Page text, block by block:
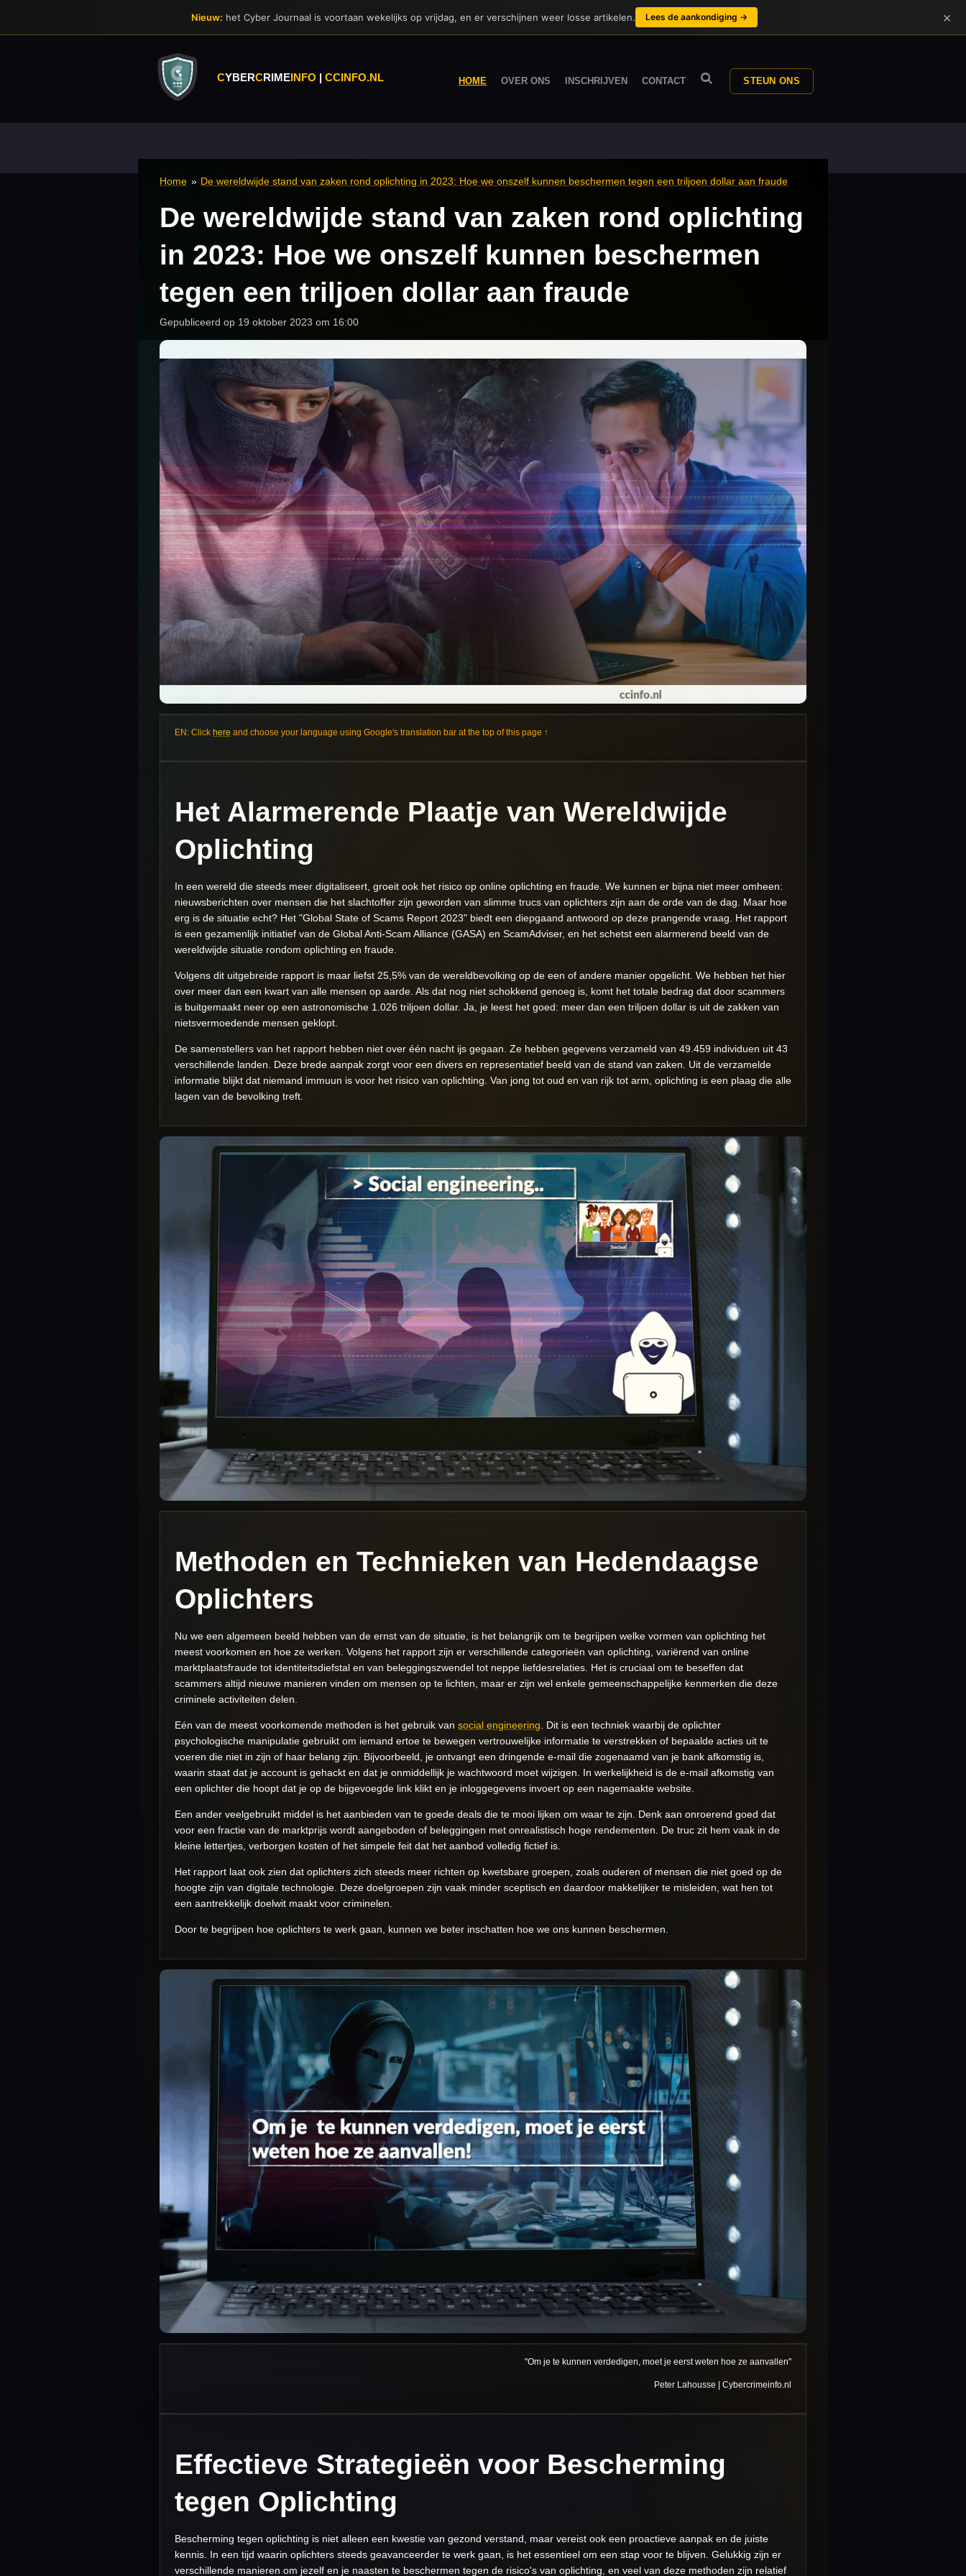
CYBERCRIMEINFO | CCINFO.NL HOME OVER ONS INSCHRIJVEN CONTACT STEUN ONS
Home » De wereldwijde stand van zaken rond oplichting in 2023: Hoe we onszelf kunnen beschermen tegen een triljoen dollar aan fraude
De wereldwijde stand van zaken rond oplichting
in 2023: Hoe we onszelf kunnen beschermen
tegen een triljoen dollar aan fraude
Gepubliceerd op 19 oktober 2023 om 16:00
EN: Click here and choose your language using Google's translation bar at the top of this page ↑
Het Alarmerende Plaatje van Wereldwijde
Oplichting
In een wereld die steeds meer digitaliseert, groeit ook het risico op online oplichting en fraude. We kunnen er bijna niet meer omheen:
nieuwsberichten over mensen die het slachtoffer zijn geworden van slimme trucs van oplichters zijn aan de orde van de dag. Maar hoe
erg is de situatie echt? Het "Global State of Scams Report 2023" biedt een diepgaand antwoord op deze prangende vraag. Het rapport
is een gezamenlijk initiatief van de Global Anti-Scam Alliance (GASA) en ScamAdviser, en het schetst een alarmerend beeld van de
wereldwijde situatie rondom oplichting en fraude.
Volgens dit uitgebreide rapport is maar liefst 25,5% van de wereldbevolking op de een of andere manier opgelicht. We hebben het hier
over meer dan een kwart van alle mensen op aarde. Als dat nog niet schokkend genoeg is, komt het totale bedrag dat door scammers
is buitgemaakt neer op een astronomische 1.026 triljoen dollar. Ja, je leest het goed: meer dan een triljoen dollar is uit de zakken van
nietsvermoedende mensen geklopt.
De samenstellers van het rapport hebben niet over één nacht ijs gegaan. Ze hebben gegevens verzameld van 49.459 individuen uit 43
verschillende landen. Deze brede aanpak zorgt voor een divers en representatief beeld van de stand van zaken. Uit de verzamelde
informatie blijkt dat niemand immuun is voor het risico van oplichting. Van jong tot oud en van rijk tot arm, oplichting is een plaag die alle
lagen van de bevolking treft.
Methoden en Technieken van Hedendaagse
Oplichters
Nu we een algemeen beeld hebben van de ernst van de situatie, is het belangrijk om te begrijpen welke vormen van oplichting het
meest voorkomen en hoe ze werken. Volgens het rapport zijn er verschillende categorieën van oplichting, variërend van online
marktplaatsfraude tot identiteitsdiefstal en van beleggingszwendel tot neppe liefdesrelaties. Het is cruciaal om te beseffen dat
scammers altijd nieuwe manieren vinden om mensen op te lichten, maar er zijn wel enkele gemeenschappelijke kenmerken die deze
criminele activiteiten delen.
Eén van de meest voorkomende methoden is het gebruik van social engineering . Dit is een techniek waarbij de oplichter
psychologische manipulatie gebruikt om iemand ertoe te bewegen vertrouwelijke informatie te verstrekken of bepaalde acties uit te
voeren die niet in zijn of haar belang zijn. Bijvoorbeeld, je ontvangt een dringende e-mail die zogenaamd van je bank afkomstig is,
waarin staat dat je account is gehackt en dat je onmiddellijk je wachtwoord moet wijzigen. In werkelijkheid is de e-mail afkomstig van
een oplichter die hoopt dat je op de bijgevoegde link klikt en je inloggegevens invoert op een nagemaakte website.
Een ander veelgebruikt middel is het aanbieden van te goede deals die te mooi lijken om waar te zijn. Denk aan onroerend goed dat
voor een fractie van de marktprijs wordt aangeboden of beleggingen met onrealistisch hoge rendementen. De truc zit hem vaak in de
kleine lettertjes, verborgen kosten of het simpele feit dat het aanbod volledig fictief is.
Het rapport laat ook zien dat oplichters zich steeds meer richten op kwetsbare groepen, zoals ouderen of mensen die niet goed op de
hoogte zijn van digitale technologie. Deze doelgroepen zijn vaak minder sceptisch en daardoor makkelijker te misleiden, wat hen tot
een aantrekkelijk doelwit maakt voor criminelen.
Door te begrijpen hoe oplichters te werk gaan, kunnen we beter inschatten hoe we ons kunnen beschermen.
"Om je te kunnen verdedigen, moet je eerst weten hoe ze aanvallen"
Peter Lahousse | Cybercrimeinfo.nl
Effectieve Strategieën voor Bescherming
tegen Oplichting
Bescherming tegen oplichting is niet alleen een kwestie van gezond verstand, maar vereist ook een proactieve aanpak en de juiste
kennis. In een tijd waarin oplichters steeds geavanceerder te werk gaan, is het essentieel om een stap voor te blijven. Gelukkig zijn er
verschillende manieren om jezelf en je naasten te beschermen tegen de risico's van oplichting, en veel van deze methoden zijn relatief
Nieuw: het Cyber Journaal is voortaan wekelijks op vrijdag, en er verschijnen weer losse artikelen. Lees de aankondiging → ×